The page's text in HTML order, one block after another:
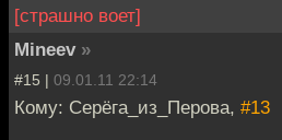
[страшно воет]
Mineev »
#15 | 09.01.11 22:14
Кому: Серёга_из_Перова, #13